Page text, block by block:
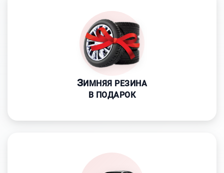
ЗИМНЯЯ РЕЗИНА
В ПОДАРОК